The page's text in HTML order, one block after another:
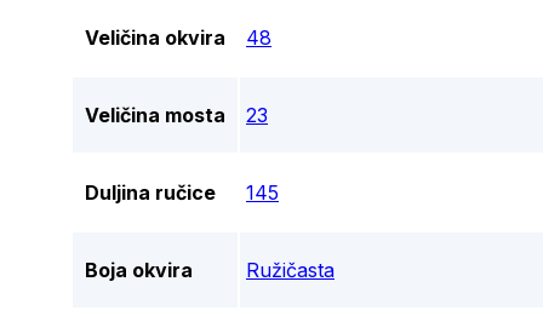
Veličina okvira 48
Veličina mosta 23
Duljina ručice 145
Boja okvira Ružičasta